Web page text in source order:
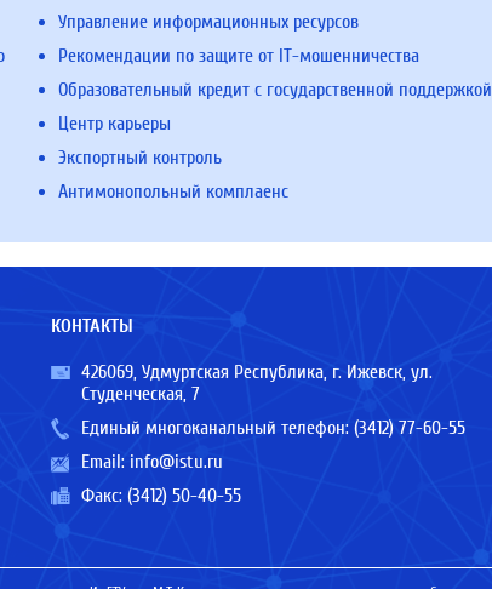
Управление информационных ресурсов
Рекомендации по защите от IT-мошенничества
Образовательный кредит с государственной поддержкой
Центр карьеры
Экспортный контроль
Антимонопольный комплаенс
КОНТАКТЫ
426069, Удмуртская Республика, г. Ижевск, ул.
Студенческая, 7
Единый многоканальный телефон: (3412) 77-60-55
Email: info@istu.ru
Факс: (3412) 50-40-55